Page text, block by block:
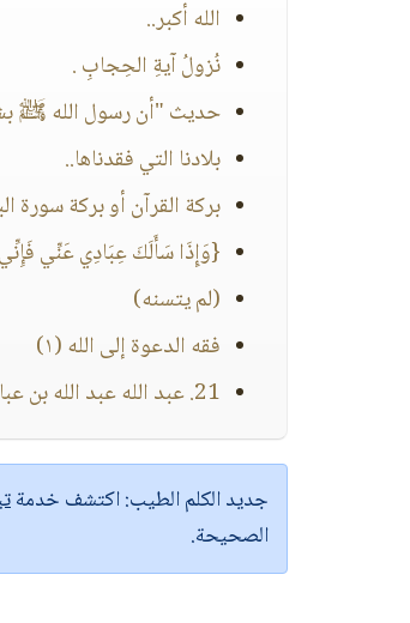
الله أكبر..
نُزولُ آيةِ الحِجابِ .
حديث "أن رسول الله ﷺ
بلادنا التي فقدناها..
بركة القرآن أو بركة سورة
{وَإِذَا سَأَلَكَ عِبَادِي عَنِّي
(لم يتسنه)
فقه الدعوة إلى الله (١)
21. عبد الله عبد الله بن عباس
جديد الكلم الطيب:اكتشف خدمة
الصحيحة.